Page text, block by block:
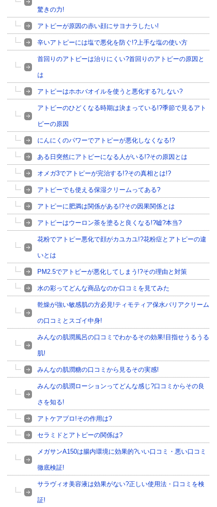
驚きの力!
アトピーが原因の赤い顔にサヨナラしたい!
辛いアトピーには塩で悪化を防ぐ!?上手な塩の使い方
首回りのアトピーは治りにくい?首回りのアトピーの原因と
は
アトピーはホホバオイルを使うと悪化する?しない?
アトピーのひどくなる時期は決まっている!?季節で見るアト
ピーの原因
にんにくのパワーでアトピーが悪化しなくなる!?
ある日突然にアトピーになる人がいる!?その原因とは
オメガ3でアトピーが完治する!?その真相とは!?
アトピーでも使える保湿クリームってある?
アトピーに肥満は関係がある!?その因果関係とは
アトピーはウーロン茶を塗ると良くなる!?嘘?本当?
花粉でアトピー悪化で顔がカユカユ!?花粉症とアトピーの違
いとは
PM2.5でアトピーが悪化してしまう!?その理由と対策
水の彩ってどんな商品なのか口コミを見てみた
乾燥が強い敏感肌の方必見!ティモティア保水バリアクリーム
の口コミとスゴイ中身!
みんなの肌潤風呂の口コミでわかるその効果!目指せうるうる
肌!
みんなの肌潤糖の口コミから見るその実感!
みんなの肌潤ローションってどんな感じ?口コミからその良
さを知る!
アトケアプロ!その作用は?
セラミドとアトピーの関係は?
メガサンA150は腸内環境に効果的?いい口コミ・悪い口コミ
徹底検証!
サラヴィオ美容液は効果がない?正しい使用法・口コミを検
証!